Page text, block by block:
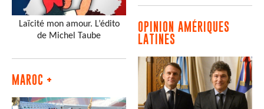
Laïcité mon amour. L’édito
de Michel Taube
MAROC +
OPINION AMÉRIQUES
LATINES